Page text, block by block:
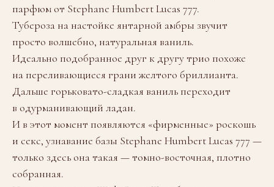
парфюм от Stephane Humbert Lucas 777.
Тубероза на настойке янтарной амбры звучит
просто волшебно, натуральная ваниль.
Идеально подобранное друг к другу трио похоже
на переливающиеся грани желтого бриллианта.
Дальше горьковато-сладкая ваниль переходит
в одурманивающий ладан.
И в этот момент появляются «фирменные» роскошь
и секс, узнавание базы Stephane Humbert Lucas 777 —
только здесь она такая — томно-восточная, плотно
собранная.